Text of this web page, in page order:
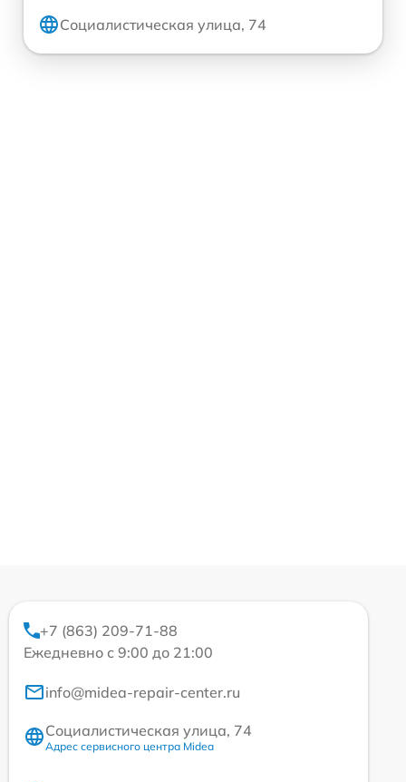
Социалистическая улица, 74
+7 (863) 209-71-88
Ежедневно с 9:00 до 21:00
info@midea-repair-center.ru
Социалистическая улица, 74
Адрес сервисного центра Midea